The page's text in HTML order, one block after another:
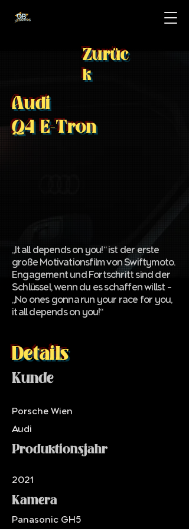
Zurüc
k
Audi
Q4 E-Tron
„It all depends on you!“ ist der erste
große Motivationsfilm von Swiftymoto.
Engagement und Fortschritt sind der
Schlüssel, wenn du es schaffen willst –
„No ones gonna run your race for you,
it all depends on you!“
Details
Kunde
Porsche Wien
Audi
Produktionsjahr
2021
Kamera
Panasonic GH5